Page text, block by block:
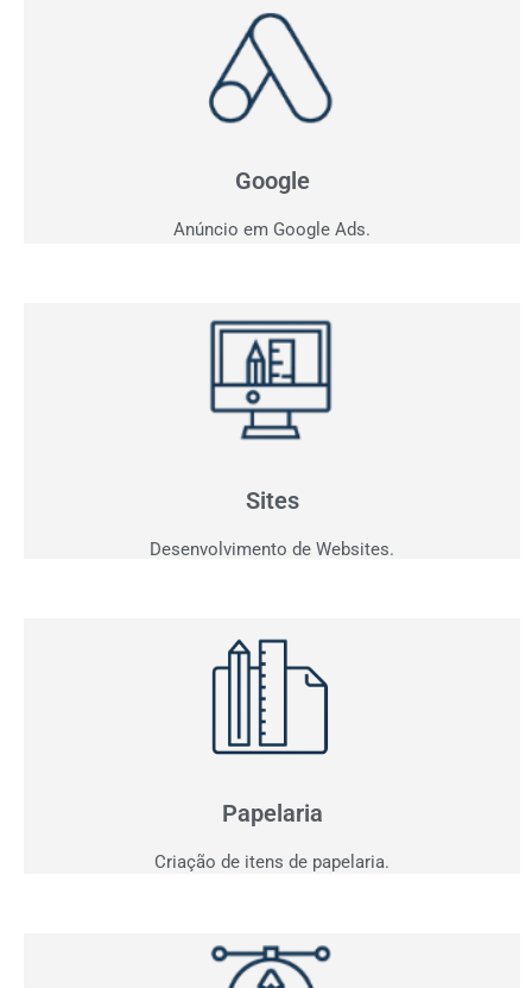
Google
Anúncio em Google Ads.
Anúncio em Google
Como ficar entre os três primeiros do Google?
Sites
Desenvolvimento de Websites.
Quer vender pela internet? Desenvolvemos sites
Papelaria
Criação de itens de papelaria.
Não basta ser bom. Precisa mostrar que é!